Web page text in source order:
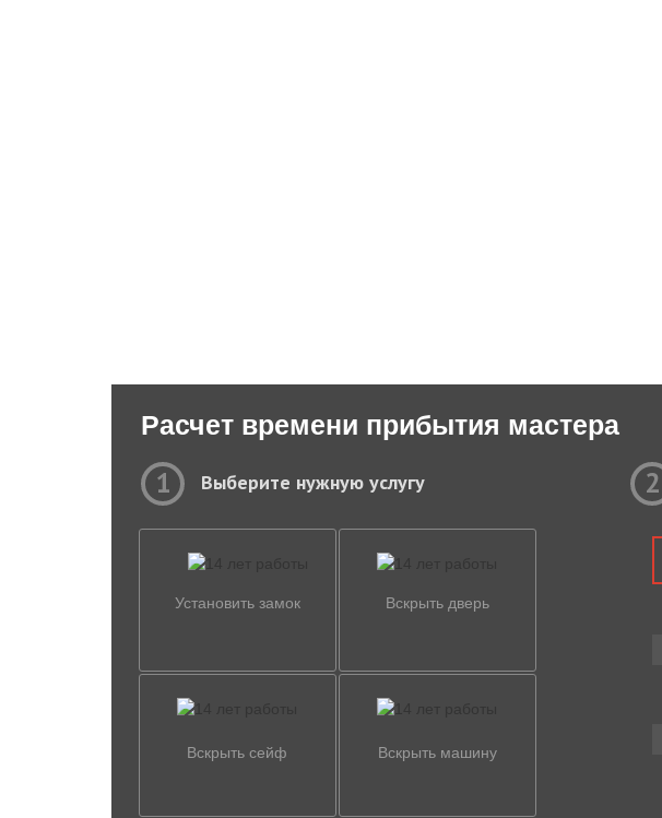
Расчет времени прибытия мастера
1 Выберите нужную услугу
Установить замок Вскрыть дверь
Вскрыть сейф Вскрыть машину
2